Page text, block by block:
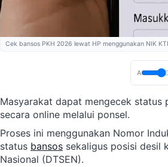
Cek bansos PKH 2026 lewat HP menggunakan NIK
A
Masyarakat dapat mengecek status
secara online melalui ponsel.
Proses ini menggunakan Nomor
status bansos sekaligus posisi desil
Nasional (DTSEN).